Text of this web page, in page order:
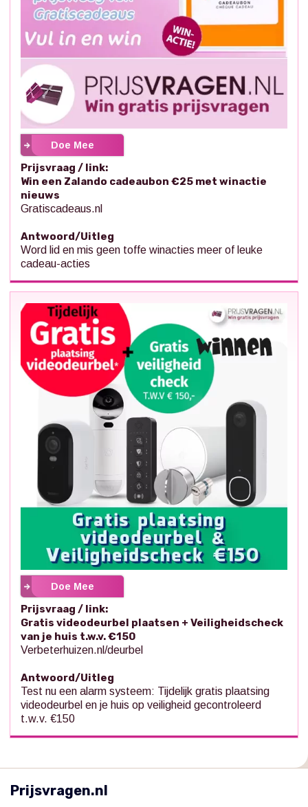
Doe Mee
Prijsvraag / link:
Win een Zalando cadeaubon €25 met winactie
nieuws
Gratiscadeaus.nl
Antwoord/Uitleg
Word lid en mis geen toffe winacties meer of leuke
cadeau-acties
Doe Mee
Prijsvraag / link:
Gratis videodeurbel plaatsen + Veiligheidscheck
van je huis t.w.v. €150
Verbeterhuizen.nl/deurbel
Antwoord/Uitleg
Test nu een alarm systeem: Tijdelijk gratis plaatsing
videodeurbel en je huis op veiligheid gecontroleerd
t.w.v. €150
Prijsvragen.nl